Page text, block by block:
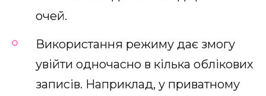
очей.
Використання режиму дає змогу
увійти одночасно в кілька облікових
записів. Наприклад, у приватному